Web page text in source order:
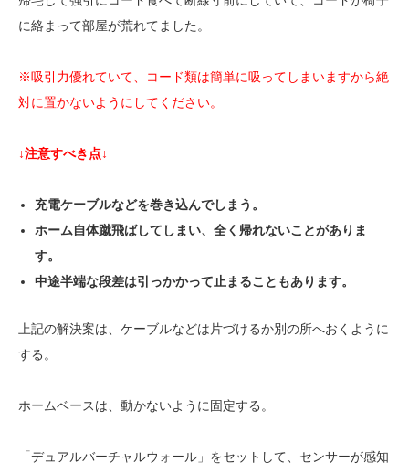
に絡まって部屋が荒れてました。
※吸引力優れていて、コード類は簡単に吸ってしまいますから絶
対に置かないようにしてください。
↓注意すべき点↓
充電ケーブルなどを巻き込んでしまう。
ホーム自体蹴飛ばしてしまい、全く帰れないことがありま
す。
中途半端な段差は引っかかって止まることもあります。
上記の解決案は、ケーブルなどは片づけるか別の所へおくように
する。
ホームベースは、動かないように固定する。
「デュアルバーチャルウォール」をセットして、センサーが感知